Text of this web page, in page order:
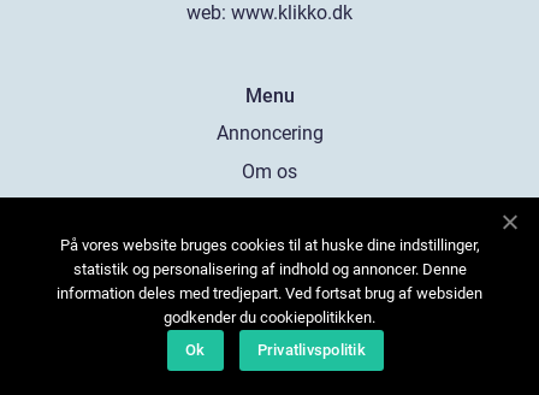
web: www.klikko.dk
Menu
Annoncering
Om os
Kontakt os
Sitemap
På vores website bruges cookies til at huske dine indstillinger,
statistik og personalisering af indhold og annoncer. Denne
information deles med tredjepart. Ved fortsat brug af websiden
godkender du cookiepolitikken.
Ok
Privatlivspolitik